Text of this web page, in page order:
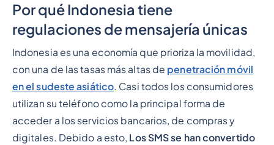
Por qué Indonesia tiene
regulaciones de mensajería únicas
Indonesia es una economía que prioriza la movilidad,
con una de las tasas más altas de penetración móvil
en el sudeste asiático. Casi todos los consumidores
utilizan su teléfono como la principal forma de
acceder a los servicios bancarios, de compras y
digitales. Debido a esto, Los SMS se han convertido